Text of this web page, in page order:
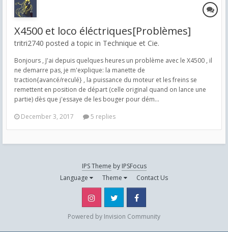
X4500 et loco éléctriques[Problèmes]
tritri2740 posted a topic in Technique et Cie.
Bonjours , J'ai depuis quelques heures un problème avec le X4500 , il
ne demarre pas, je m'explique: la manette de
traction{avancé/reculé} , la puissance du moteur et les freins se
remettent en position de départ (celle original quand on lance une
partie) dès que j'essaye de les bouger pour dém...
December 3, 2017
5 replies
IPS Theme by IPSFocus
Language
Theme Contact Us
Instagram Twitter
Powered by Invision Community